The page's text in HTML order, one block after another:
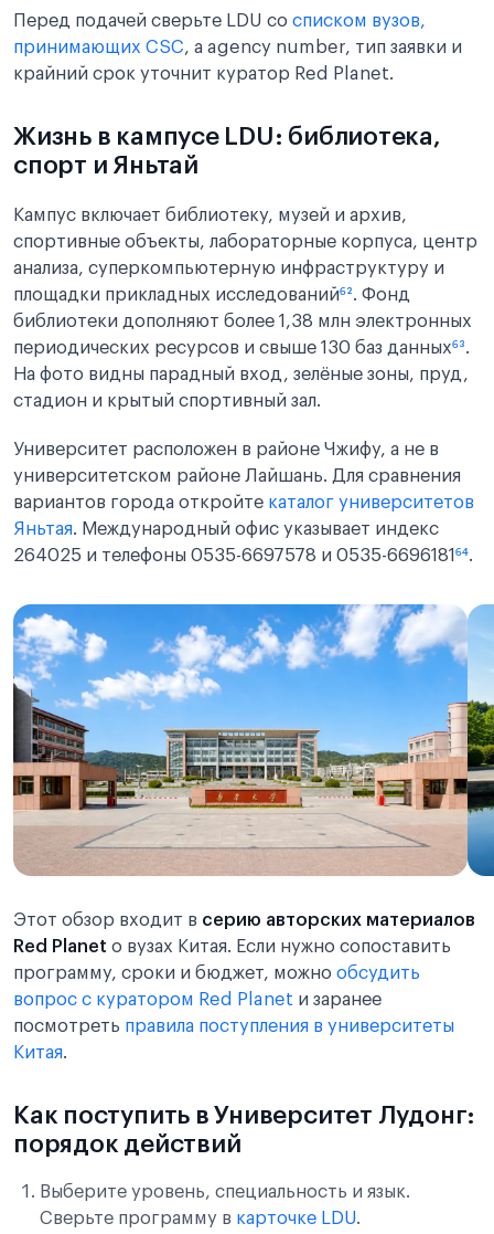
Перед подачей сверьте LDU со списком вузов,
принимающих CSC, а agency number, тип заявки и
крайний срок уточнит куратор Red Planet.
Жизнь в кампусе LDU: библиотека,
спорт и Яньтай
Кампус включает библиотеку, музей и архив,
спортивные объекты, лабораторные корпуса, центр
анализа, суперкомпьютерную инфраструктуру и
площадки прикладных исследований⁶². Фонд
библиотеки дополняют более 1,38 млн электронных
периодических ресурсов и свыше 130 баз данных⁶³.
На фото видны парадный вход, зелёные зоны, пруд,
стадион и крытый спортивный зал.
Университет расположен в районе Чжифу, а не в
университетском районе Лайшань. Для сравнения
вариантов города откройте каталог университетов
Яньтая. Международный офис указывает индекс
264025 и телефоны 0535-6697578 и 0535-6696181⁶⁴.
Этот обзор входит в серию авторских материалов
Red Planet о вузах Китая. Если нужно сопоставить
программу, сроки и бюджет, можно обсудить
вопрос с куратором Red Planet и заранее
посмотреть правила поступления в университеты
Китая.
Как поступить в Университет Лудонг:
порядок действий
Выберите уровень, специальность и язык.
Сверьте программу в карточке LDU.